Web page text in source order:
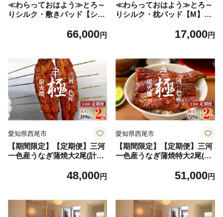
≪わらっておはよう≫とろ～
りシルク・敷きパッド【シン
66,000円
≪わらっておはよう≫とろ～
りシルク・枕パッド【M】：
17,000円
愛知県西尾市
【期間限定】【定期便】三河
一色産うなぎ蒲焼大2尾(計28
48,000円
愛知県西尾市
【期間限定】【定期便】三河
一色産うなぎ蒲焼特大2尾(計
51,000円